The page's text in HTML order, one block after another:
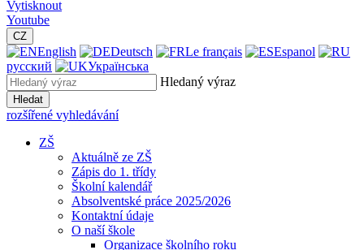
Vytisknout
Youtube
CZ
English Deutsch Le français
Espanol
русский
Українська
Hledaný výraz
Hledat
rozšířené vyhledávání
ZŠ
Aktuálně ze ZŠ
Zápis do 1. třídy
Školní kalendář
Absolventské práce 2025/2026
Kontaktní údaje
O naší škole
Organizace školního roku